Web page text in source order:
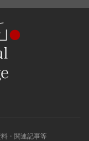
・関連記事等